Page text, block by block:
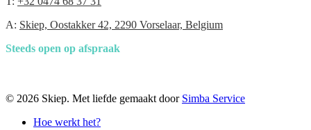
A: Skiep, Oostakker 42, 2290 Vorselaar, Belgium
Steeds open op afspraak
© 2026 Skiep. Met liefde gemaakt door Simba Service
Close
Hoe werkt het?